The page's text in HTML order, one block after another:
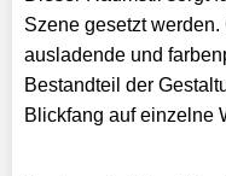
Szene gesetzt
ausladende und
Bestandteil der
Blickfang auf einzelne